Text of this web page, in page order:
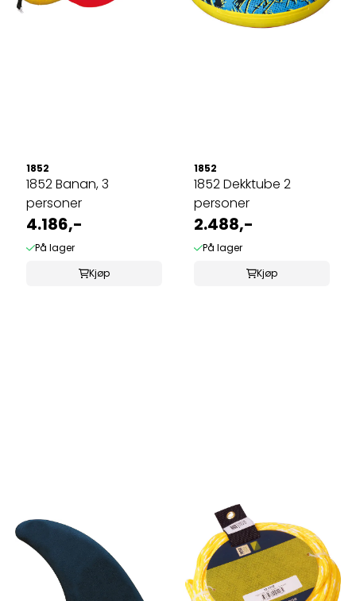
1852
1852 Banan, 3
personer
4.186,-
På lager
Kjøp
1852
1852 Dekktube 2
personer
2.488,-
På lager
Kjøp